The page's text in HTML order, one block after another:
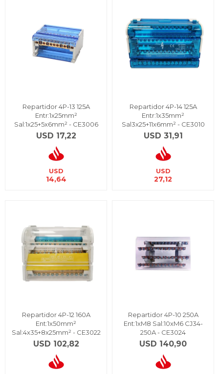
Repartidor 4P-13 125A
Entr:1x25mm²
Sal:1x25+5x6mm² - CE3006
USD 17,22
USD
14,64
Repartidor 4P-14 125A
Entr:1x35mm²
Sal3x25+11x6mm² - CE3010
USD 31,91
USD
27,12
Repartidor 4P-12 160A
Ent:1x50mm²
Sal:4x35+8x25mm² - CE3022
USD 102,82
Repartidor 4P-10 250A
Ent:1xM8 Sal:10xM6 CJ34-
250A - CE3024
USD 140,90